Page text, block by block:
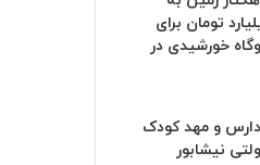
۱۶ میلیارد تومان برای
خورشیدی در
و مهد کودک
نیشابور